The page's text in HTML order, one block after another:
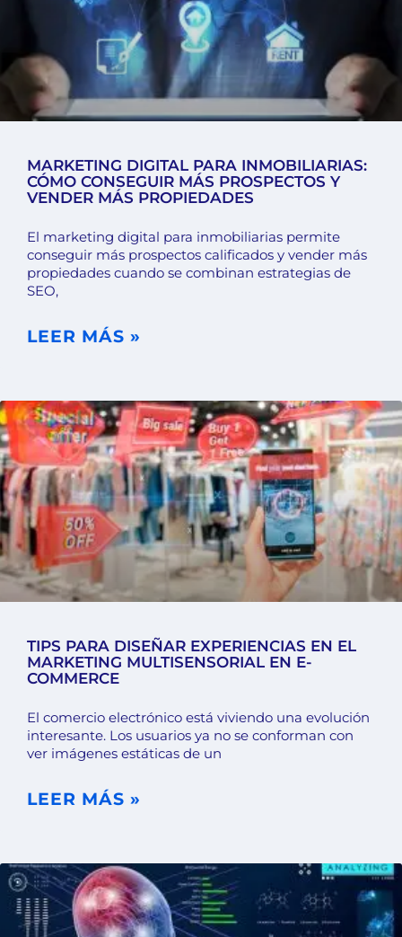
MARKETING DIGITAL PARA INMOBILIARIAS:
CÓMO CONSEGUIR MÁS PROSPECTOS Y
VENDER MÁS PROPIEDADES
El marketing digital para inmobiliarias permite
conseguir más prospectos calificados y vender más
propiedades cuando se combinan estrategias de
SEO,
LEER MÁS »
TIPS PARA DISEÑAR EXPERIENCIAS EN EL
MARKETING MULTISENSORIAL EN E-
COMMERCE
El comercio electrónico está viviendo una evolución
interesante. Los usuarios ya no se conforman con
ver imágenes estáticas de un
LEER MÁS »